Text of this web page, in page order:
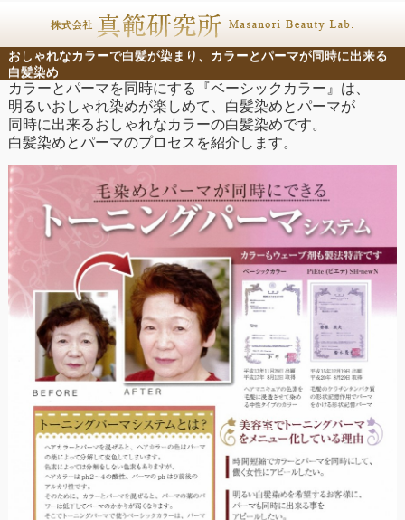
おしゃれなカラーで白髪が染まり、カラーとパーマが同時に出来る
白髪染め
カラーとパーマを同時にする『ベーシックカラー』は、
明るいおしゃれ染めが楽しめて、白髪染めとパーマが
同時に出来るおしゃれなカラーの白髪染めです。
白髪染めとパーマのプロセスを紹介します。